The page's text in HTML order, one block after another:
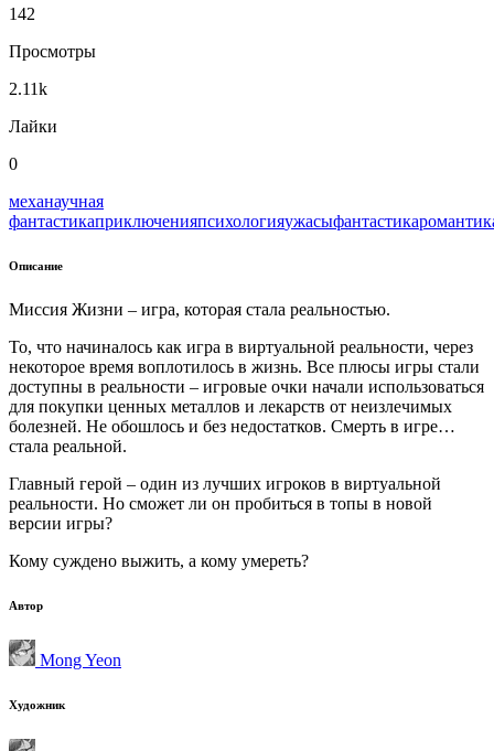
142
Просмотры
2.11k
Лайки
0
механаучная
фантастикаприключенияпсихологияужасыфантастика
Описание
Миссия Жизни – игра, которая стала реальностью.
То, что начиналось как игра в виртуальной реальности, через
некоторое время воплотилось в жизнь. Все плюсы игры стали
доступны в реальности – игровые очки начали использоваться
для покупки ценных металлов и лекарств от неизлечимых
болезней. Не обошлось и без недостатков. Смерть в игре…
стала реальной.
Главный герой – один из лучших игроков в виртуальной
реальности. Но сможет ли он пробиться в топы в новой
версии игры?
Кому суждено выжить, а кому умереть?
Автор
Mong Yeon
Художник